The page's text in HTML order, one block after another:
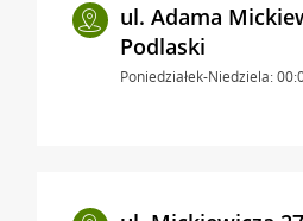
ul. Adama
Podlaski
Poniedziałek-Niedziela: